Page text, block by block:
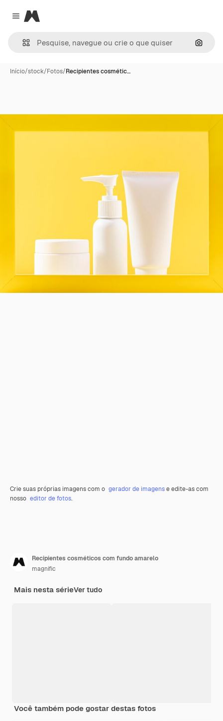
Close menu
Magnific
Início/stock/Fotos/Recipientes cosmétic…
Crie suas próprias imagens com o gerador de imagense edite-as com
nosso editor de fotos.
Recipientes cosméticos com fundo amarelo
magnific
Mais nesta sérieVer tudo
Você também pode gostar destas fotos